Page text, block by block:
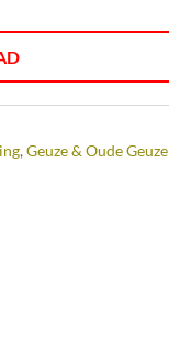
, Geuze & Oude Geuze